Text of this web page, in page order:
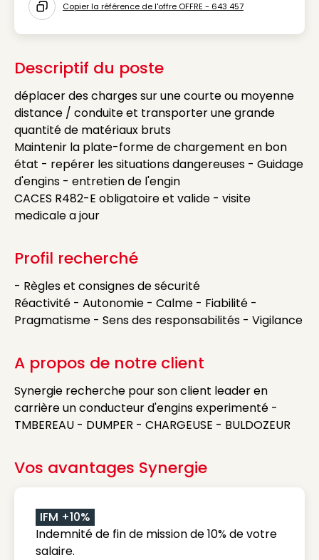
Icon copy to clipboard
Copier la référence de l'offre OFFRE - 643 457
Descriptif du poste
déplacer des charges sur une courte ou moyenne
distance / conduite et transporter une grande
quantité de matériaux bruts
Maintenir la plate-forme de chargement en bon
état - repérer les situations dangereuses - Guidage
d'engins - entretien de l'engin
CACES R482-E obligatoire et valide - visite
medicale a jour
Profil recherché
- Règles et consignes de sécurité
Réactivité - Autonomie - Calme - Fiabilité -
Pragmatisme - Sens des responsabilités - Vigilance
A propos de notre client
Synergie recherche pour son client leader en
carrière un conducteur d'engins experimenté -
TMBEREAU - DUMPER - CHARGEUSE - BULDOZEUR
Vos avantages Synergie
IFM +10%
Indemnité de fin de mission de 10% de votre
salaire.